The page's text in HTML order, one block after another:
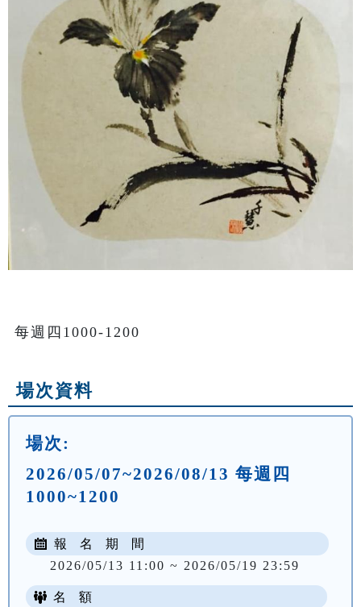
每週四1000-1200
場次資料
場次:
2026/05/07~2026/08/13 每週四
1000~1200
報 名 期 間
2026/05/13 11:00 ~ 2026/05/19 23:59
名 額